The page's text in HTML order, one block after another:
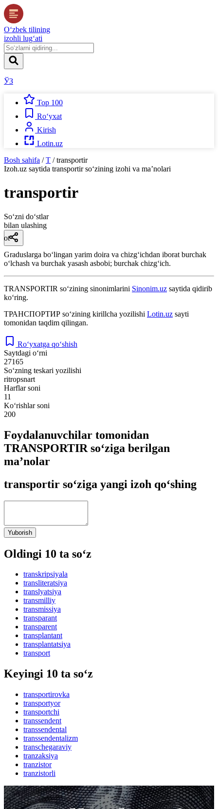
O‘zbek tilining
izohli lug‘ati
ЎЗ
Top 100
Ro‘yxat
Kirish
Lotin.uz
Bosh sahifa / T / transportir
Izoh.uz saytida transportirso‘zining izohi va ma’nolari
transportir
So‘zni do‘stlar
bilan ulashing
ot
Graduslarga boʻlingan yarim doira va chizgʻichdan iborat burchak
oʻlchash va burchak yasash asbobi; burchak chizgʻich.
TRANSPORTIR so‘zining sinonimlarini Sinonim.uz saytida qidirib
ko‘ring.
ТРАНСПОРТИР so‘zining kirillcha yozilishi Lotin.uz sayti
tomonidan taqdim qilingan.
Ro‘yxatga qo‘shish
Saytdagi o‘rni
27165
So‘zning teskari yozilishi
ritropsnart
Harflar soni
11
Ko‘rishlar soni
200
Foydalanuvchilar tomonidan
TRANSPORTIR so‘ziga berilgan
ma’nolar
transportir so‘ziga yangi izoh qo‘shing
Yuborish
Oldingi 10 ta so‘z
transkripsiyala
transliteratsiya
translyatsiya
transmilliy
transmissiya
transparant
transparent
transplantant
transplantatsiya
transport
Keyingi 10 ta so‘z
transportirovka
transportyor
transportchi
transsendent
transsendental
transsendentalizm
transchegaraviy
tranzaksiya
tranzistor
tranzistorli